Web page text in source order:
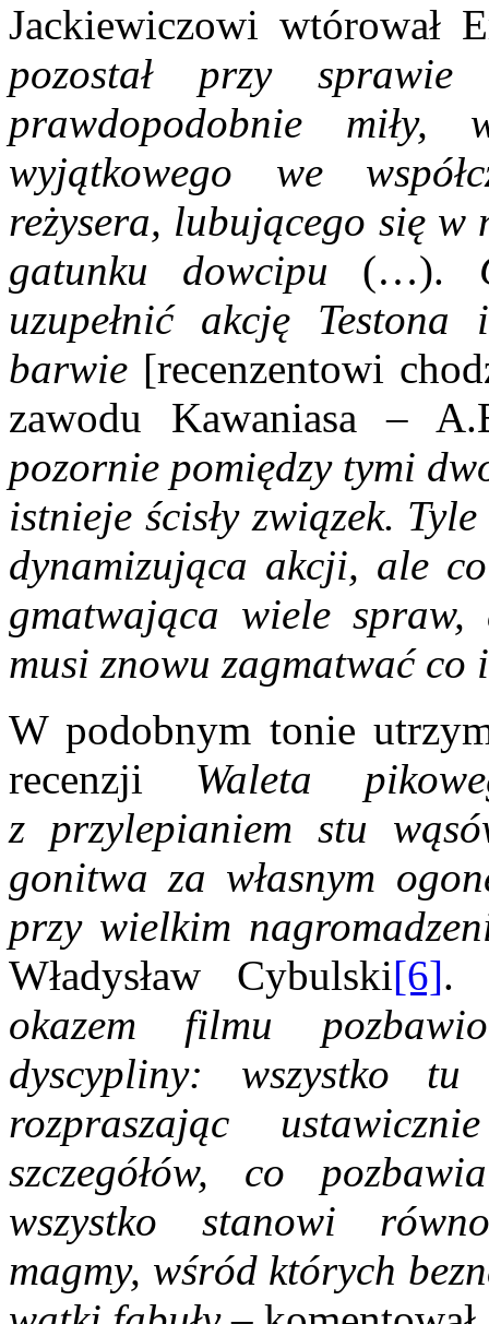
Jackiewiczowi wtórował
pozostał przy
prawdopodobnie miły,
wyjątkowego we
reżysera, lubującego się w
gatunku dowcipu (…).
uzupełnić akcję
barwie [recenzentowi
zawodu Kawaniasa –
pozornie pomiędzy tymi
istnieje ścisły związek.
dynamizująca akcji, ale
gmatwająca wiele
musi znowu zagmatwać co
W podobnym tonie
recenzji Waleta
z przylepianiem stu
gonitwa za własnym
przy wielkim
Władysław Cybulski[6]
okazem filmu
dyscypliny: wszystko
rozpraszając
szczegółów, co
wszystko stanowi
magmy, wśród których